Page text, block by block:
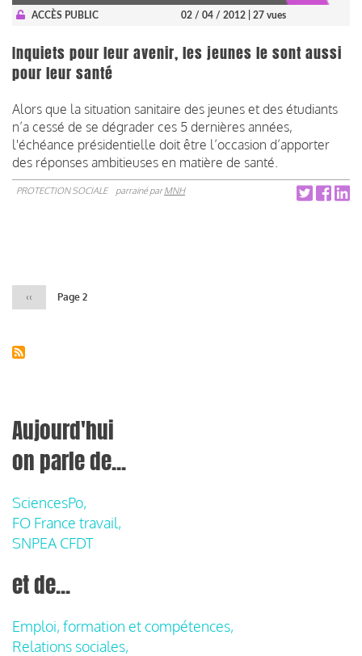
ACCÈS PUBLIC 02 / 04 / 2012 | 27 vues
Inquiets pour leur avenir, les jeunes le sont aussi
pour leur santé
Alors que la situation sanitaire des jeunes et des étudiants
n’a cessé de se dégrader ces 5 dernières années,
l'échéance présidentielle doit être l’occasion d’apporter
des réponses ambitieuses en matière de santé.
PROTECTION SOCIALE parrainé parMNH
Page
précédente
‹‹ Page 2
Aujourd'hui
on parle de...
SciencesPo,
FO France travail,
SNPEA CFDT
et de...
Emploi, formation et compétences,
Relations sociales,